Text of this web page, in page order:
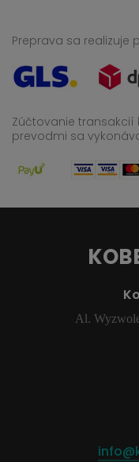
Preprava sa realizuje
Zúčtovanie transakcií
prevodmi sa
Al.